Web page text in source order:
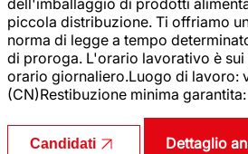
piccola distribuzione. Ti offriamo
norma di legge a tempo
di proroga. L'orario lavorativo è
orario giornaliero.Luogo di lavoro:
(CN)Restibuzione minima
Candidati Dettaglio